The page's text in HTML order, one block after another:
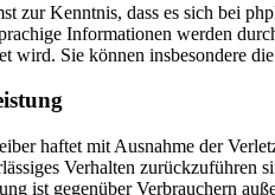
zur Kenntnis, dass es sich bei
Informationen werden
wird. Sie können insbesondere
haftet mit Ausnahme der
Verhalten zurückzuführen
ist gegenüber Verbrauchern